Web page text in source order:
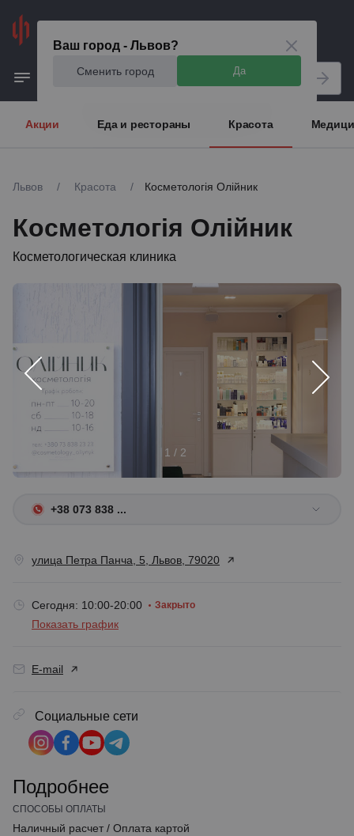
Ваш город - Львов?
Сменить город Да
Акции Еда и рестораны Красота
Львов / Красота / Косметологія Олійник
Косметологія Олійник
Косметологическая клиника
1 / 2
+38 073 838 ...
улица Петра Панча, 5, Львов, 79020
Сегодня: 10:00-20:00 Закрыто
Показать график
E-mail
Социальные сети
Подробнее
СПОСОБЫ ОПЛАТЫ
Наличный расчет / Оплата картой